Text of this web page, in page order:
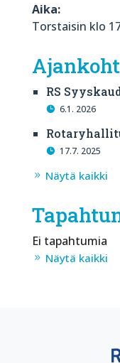
Aika:
Torstaisin klo
RS
6.1. 2026
17.7. 2025
Näytä kaikki
Ei tapahtumia
Näytä kaikki